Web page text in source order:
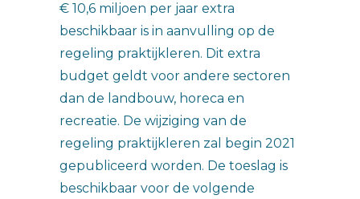
€ 10,6 miljoen per jaar extra
beschikbaar is in aanvulling op de
regeling praktijkleren. Dit extra
budget geldt voor andere sectoren
dan de landbouw, horeca en
recreatie. De wijziging van de
regeling praktijkleren zal begin 2021
gepubliceerd worden. De toeslag is
beschikbaar voor de volgende